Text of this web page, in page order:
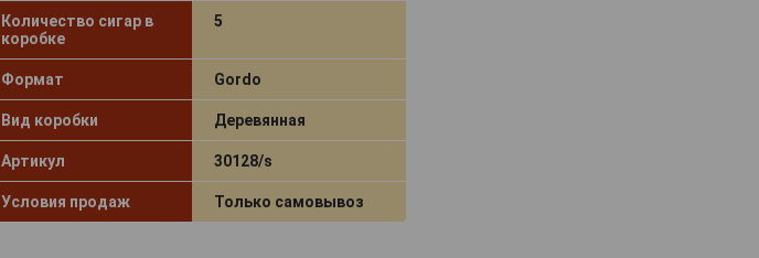
Количество сигар в
коробке
5
Формат Gordo
Вид коробки Деревянная
Артикул 30128/s
Условия продаж Только самовывоз